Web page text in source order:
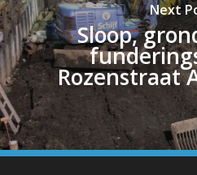
Next
Sloop,
Rozenstraat